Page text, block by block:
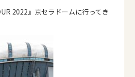
2022』京セラドームに行ってき